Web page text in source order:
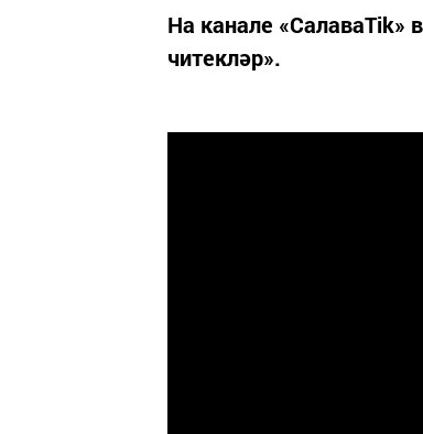
На канале «СалаваTik»
читекләр».